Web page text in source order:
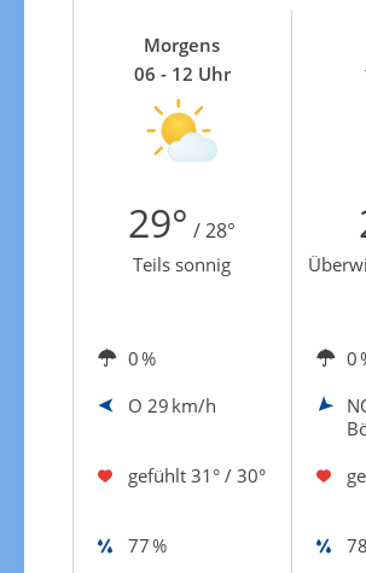
Morgens
06 - 12 Uhr
29° / 28°
Teils sonnig
0 % 0
O 29 km/h
gefühlt 31° / 30°
77 %
Windgeschwindigkeiten in 3h
Zur